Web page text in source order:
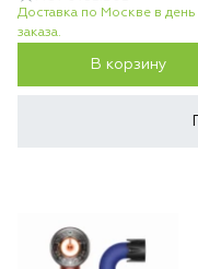
Доставка по Москве в день
заказа.
В корзину